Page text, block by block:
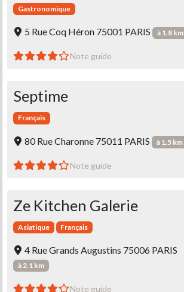
Gastronomique
5 Rue Coq Héron 75001 PARIS à 1.8 km
Note guide
Septime
Français
80 Rue Charonne 75011 PARIS à 1.5 km
Note guide
Ze Kitchen Galerie
Asiatique Français
4 Rue Grands Augustins 75006 PARIS
à 2.1 km
Note guide